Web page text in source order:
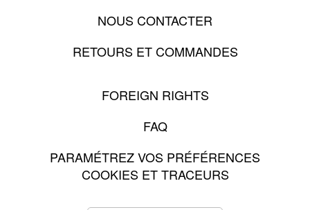
NOUS CONTACTER
RETOURS ET COMMANDES
FOREIGN RIGHTS
FAQ
PARAMÉTREZ VOS PRÉFÉRENCES
COOKIES ET TRACEURS